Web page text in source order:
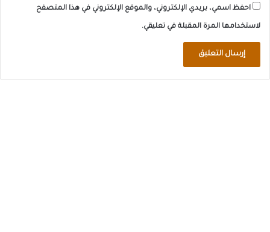
احفظ اسمي، بريدي الإلكتروني، والموقع الإلكتروني في هذا المتصفح
لاستخدامها المرة المقبلة في تعليقي.